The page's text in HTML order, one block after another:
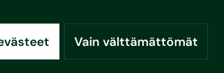
Vain välttämättömät